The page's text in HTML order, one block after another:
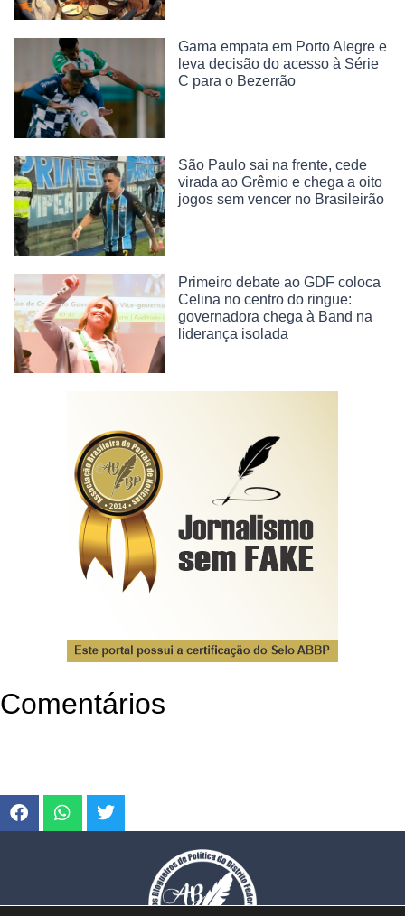
Gama empata em Porto Alegre e
leva decisão do acesso à Série
C para o Bezerrão
São Paulo sai na frente, cede
virada ao Grêmio e chega a oito
jogos sem vencer no Brasileirão
Primeiro debate ao GDF coloca
Celina no centro do ringue:
governadora chega à Band na
liderança isolada
Comentários